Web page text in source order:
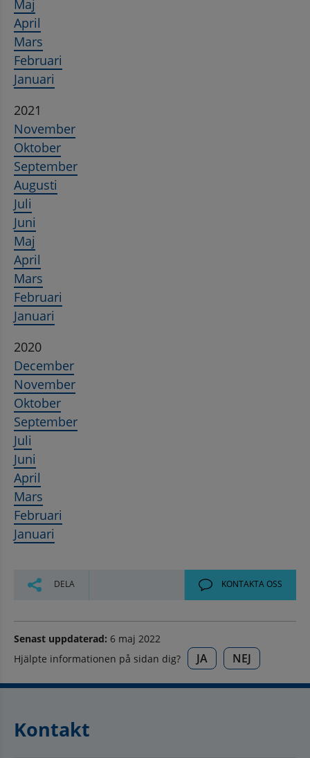
Maj
April
Mars
Februari
Januari
2021
November
Oktober
September
Augusti
Juli
Juni
Maj
April
Mars
Februari
Januari
2020
December
November
Oktober
September
Juli
Juni
April
Mars
Februari
Januari
DELA KONTAKTA OSS
Senast uppdaterad: 6 maj 2022
Hjälpte informationen på sidan dig?
JA NEJ
Kontakt